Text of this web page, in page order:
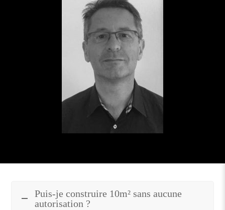
Puis-je construire 10m² sans aucune
autorisation ?